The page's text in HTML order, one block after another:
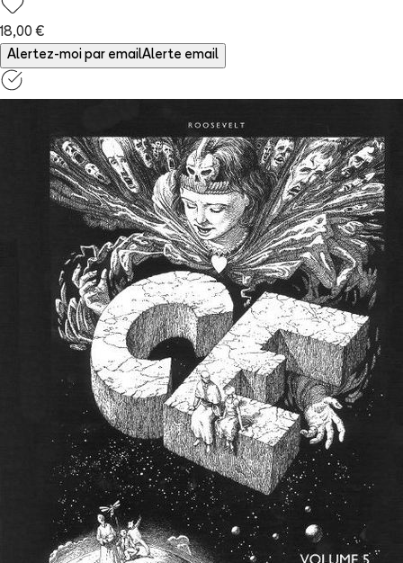
18,00 €
Alertez-moi par emailAlerte email